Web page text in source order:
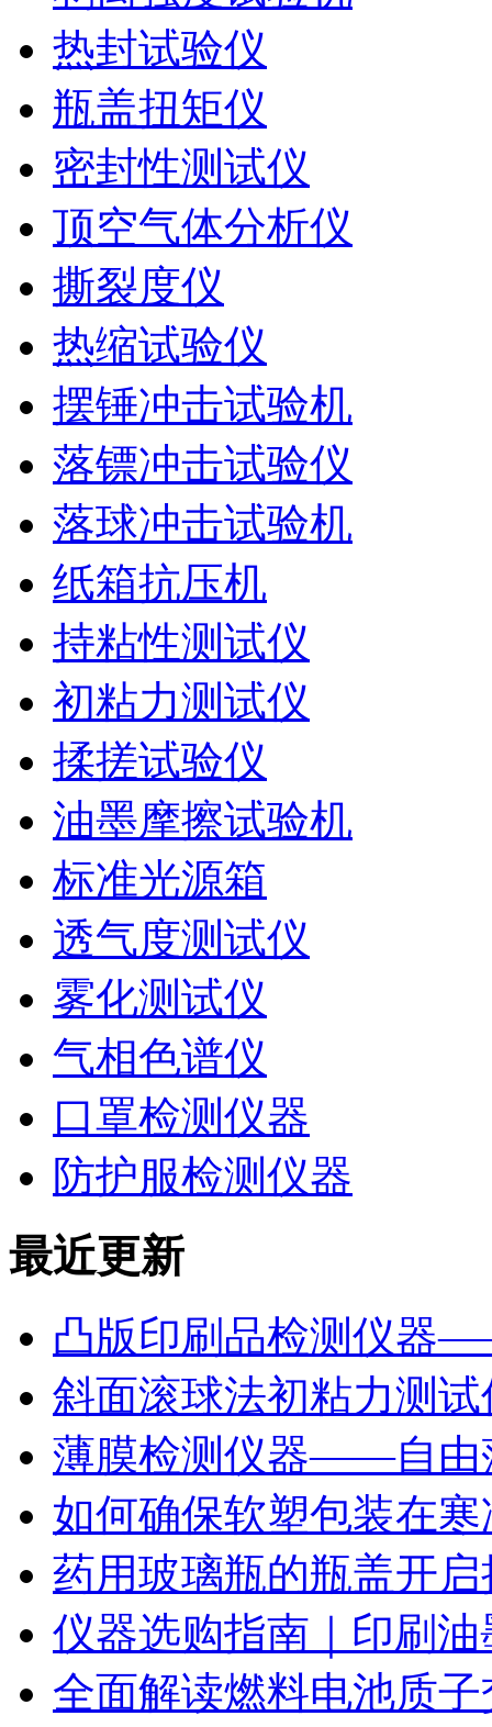
热封试验仪
瓶盖扭矩仪
密封性测试仪
顶空气体分析仪
撕裂度仪
热缩试验仪
摆锤冲击试验机
落镖冲击试验仪
落球冲击试验机
纸箱抗压机
持粘性测试仪
初粘力测试仪
揉搓试验仪
油墨摩擦试验机
标准光源箱
透气度测试仪
雾化测试仪
气相色谱仪
口罩检测仪器
防护服检测仪器
最近更新
凸版印刷品检测仪器
斜面滚球法初粘力测
薄膜检测仪器——自由
如何确保软塑包装在
药用玻璃瓶的瓶盖开
仪器选购指南｜印刷
全面解读燃料电池质